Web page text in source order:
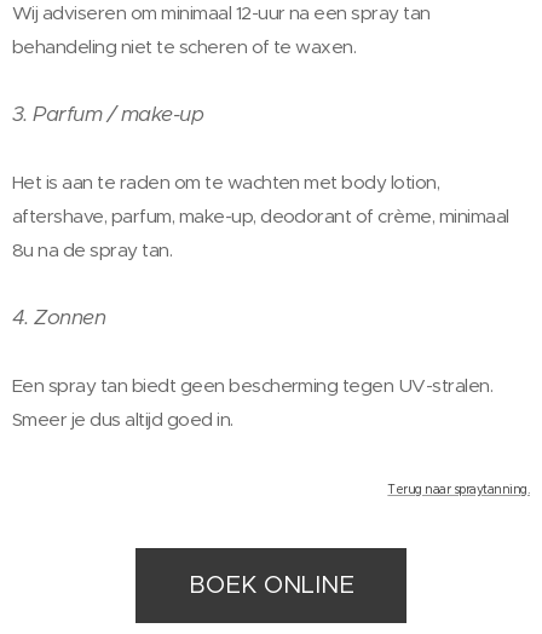
Wij adviseren om minimaal 12-uur na een spray tan
behandeling niet te scheren of te waxen.
3. Parfum / make-up
Het is aan te raden om te wachten met body lotion,
aftershave, parfum, make-up, deodorant of crème, minimaal
8u na de spray tan.
4. Zonnen
Een spray tan biedt geen bescherming tegen UV-stralen.
Smeer je dus altijd goed in.
Terug naar spraytanning.
BOEK ONLINE